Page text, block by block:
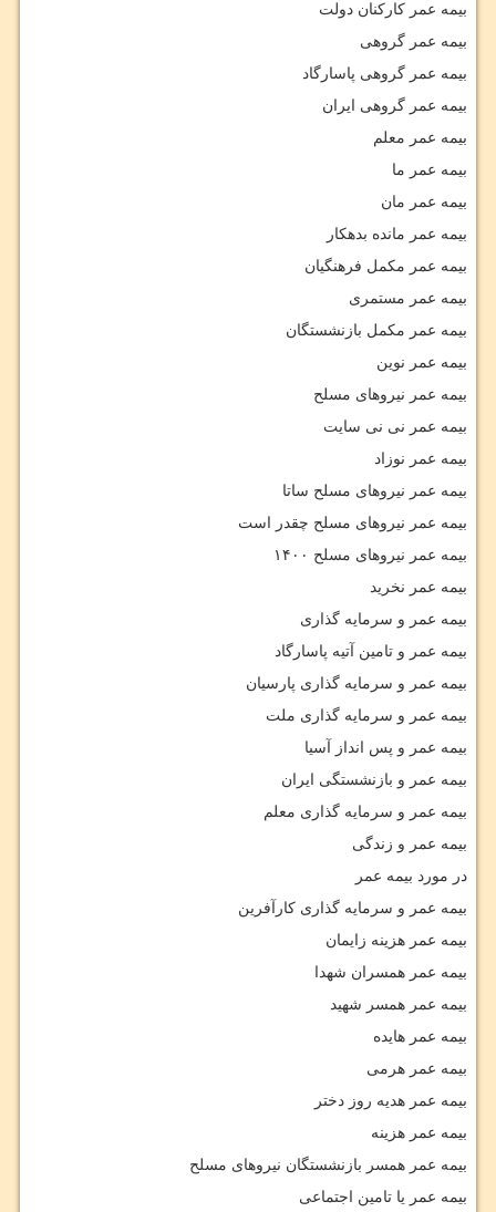
بیمه عمر کارکنان دولت
بیمه عمر گروهی
بیمه عمر گروهی پاسارگاد
بیمه عمر گروهی ایران
بیمه عمر معلم
بیمه عمر ما
بیمه عمر مان
بیمه عمر مانده بدهکار
بیمه عمر مکمل فرهنگیان
بیمه عمر مستمری
بیمه عمر مکمل بازنشستگان
بیمه عمر نوین
بیمه عمر نیروهای مسلح
بیمه عمر نی نی سایت
بیمه عمر نوزاد
بیمه عمر نیروهای مسلح ساتا
بیمه عمر نیروهای مسلح چقدر است
بیمه عمر نیروهای مسلح ۱۴۰۰
بیمه عمر نخرید
بیمه عمر و سرمایه گذاری
بیمه عمر و تامین آتیه پاسارگاد
بیمه عمر و سرمایه گذاری پارسیان
بیمه عمر و سرمایه گذاری ملت
بیمه عمر و پس انداز آسیا
بیمه عمر و بازنشستگی ایران
بیمه عمر و سرمایه گذاری معلم
بیمه عمر و زندگی
در مورد بیمه عمر
بیمه عمر و سرمایه گذاری کارآفرین
بیمه عمر هزینه زایمان
بیمه عمر همسران شهدا
بیمه عمر همسر شهید
بیمه عمر هایده
بیمه عمر هرمی
بیمه عمر هدیه روز دختر
بیمه عمر هزینه
بیمه عمر همسر بازنشستگان نیروهای مسلح
بیمه عمر یا تامین اجتماعی